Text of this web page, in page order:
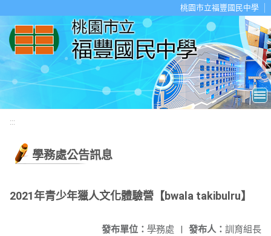
桃園市立福豐國民中學
:::
學務處公告訊息
2021年青少年獵人文化體驗營【bwala takibulru】
發布人： 訓育組長
發布單位： 學務處 |